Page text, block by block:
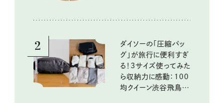
2
ダイソーの「圧縮バッ
グ」が旅行に便利すぎ
る！3サイズ使ってみた
ら収納力に感動：100
均クイーン渋谷飛鳥の